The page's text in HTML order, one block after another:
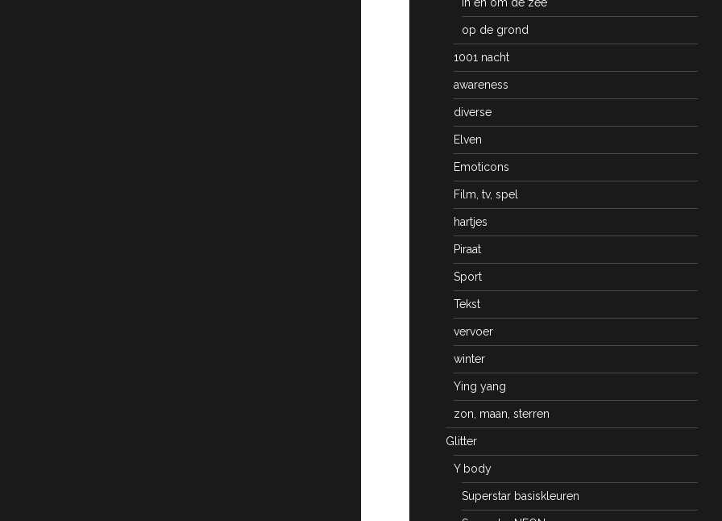
op de grond
1001 nacht
awareness
diverse
Elven
Emoticons
Film, tv, spel
hartjes
Piraat
Sport
Tekst
vervoer
winter
Ying yang
zon, maan, sterren
Glitter
Y body
Superstar basiskleuren